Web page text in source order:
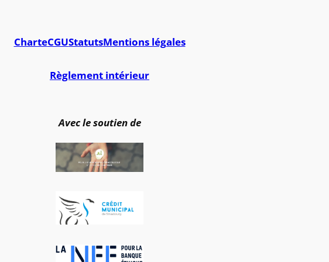
CharteCGUStatutsMentions légales
Règlement intérieur
Avec le soutien de